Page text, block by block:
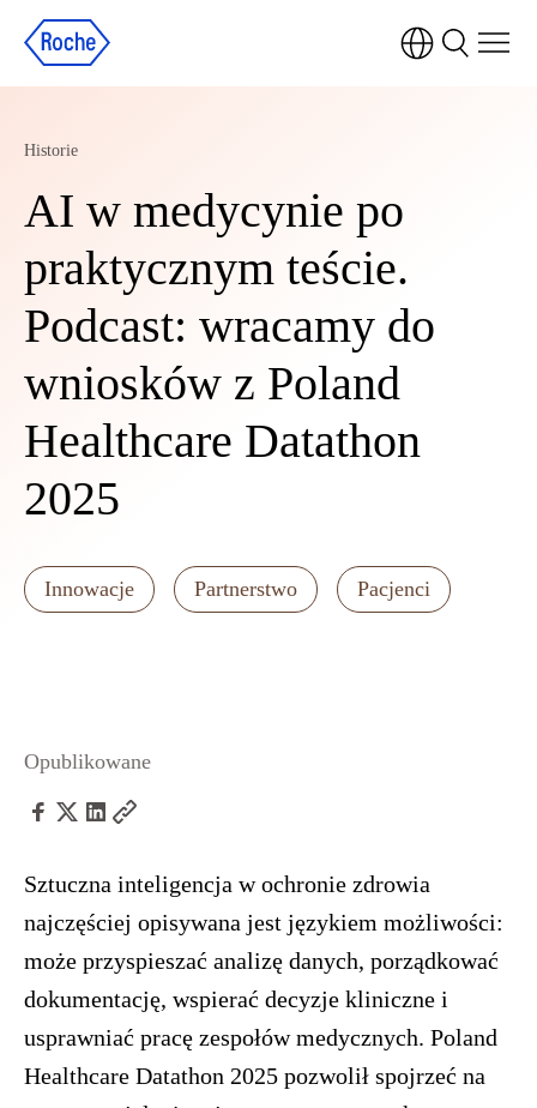
Historie
AI w medycynie po
praktycznym teście.
Podcast: wracamy do
wniosków z Poland
Healthcare Datathon
2025
Innowacje Partnerstwo Pacjenci
Opublikowane
Sztuczna inteligencja w ochronie zdrowia
najczęściej opisywana jest językiem możliwości:
może przyspieszać analizę danych, porządkować
dokumentację, wspierać decyzje kliniczne i
usprawniać pracę zespołów medycznych. Poland
Healthcare Datathon 2025 pozwolił spojrzeć na